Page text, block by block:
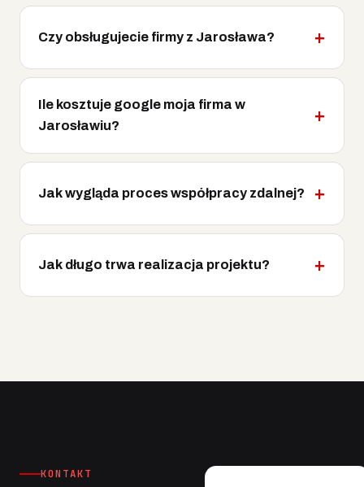
Czy obsługujecie firmy z Jarosława?
Ile kosztuje google moja firma w
Jarosławiu?
Jak wygląda proces współpracy zdalnej?
Jak długo trwa realizacja projektu?
KONTAKT